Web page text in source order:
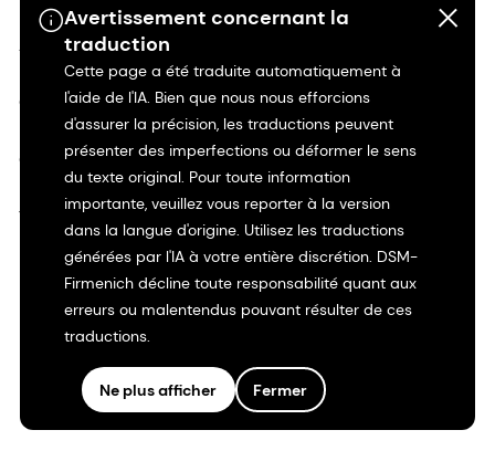
Avertissement concernant la
traduction
Cette page a été traduite automatiquement à
l'aide de l'IA. Bien que nous nous efforcions
d'assurer la précision, les traductions peuvent
présenter des imperfections ou déformer le sens
du texte original. Pour toute information
importante, veuillez vous reporter à la version
dans la langue d'origine. Utilisez les traductions
générées par l'IA à votre entière discrétion. DSM-
Firmenich décline toute responsabilité quant aux
erreurs ou malentendus pouvant résulter de ces
traductions.
Ne plus afficher Fermer
Avis de confidentialité
Conditions d'utilisation
Conditions d'utilisation
Transparence en Californie
Déclaration d'accessibilité
Informations juridiques
Plan du site